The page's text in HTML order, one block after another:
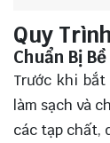
Quy
Chuẩn Bị
Trước khi
làm sạch và
các tạp chất,